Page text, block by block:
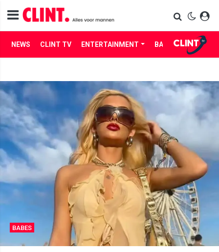
NEWS CLINT TV ENTERTAINMENT BABES LIFE
BABES